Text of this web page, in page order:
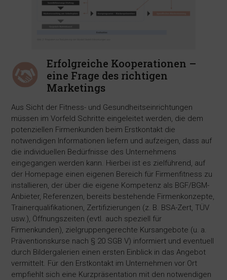
Erfolgreiche Kooperationen –
eine Frage des richtigen
Marketings
Aus Sicht der Fitness- und Gesundheitseinrichtungen
müssen im Vorfeld Schritte eingeleitet werden, die dem
potenziellen Firmenkunden beim Erstkontakt die
notwendigen Informationen liefern und aufzeigen, dass auf
die individuellen Bedürfnisse des Unternehmens
eingegangen werden kann. Hierbei ist es zielführend, auf
der Homepage einen eigenen Bereich für Firmenfitness zu
installieren, der über die eigene Kompetenz als BGF/BGM-
Anbieter, Referenzen, bereits bestehende Firmenkonzepte,
Trainerqualifikationen, Zertifizierungen (z. B. BSA-Zert, TÜV
usw.), Öffnungszeiten (evtl. auch speziell für
Firmenkunden), zielgruppengerechte Kursangebote (u. a.
Präventionskurse nach § 20 SGB V) informiert und eventuell
durch Bildergalerien einen ersten Einblick in das Angebot
vermittelt. Für den Erstkontakt im Unternehmen vor Ort
empfiehlt sich eine Kurzpräsentation mit den notwendigen